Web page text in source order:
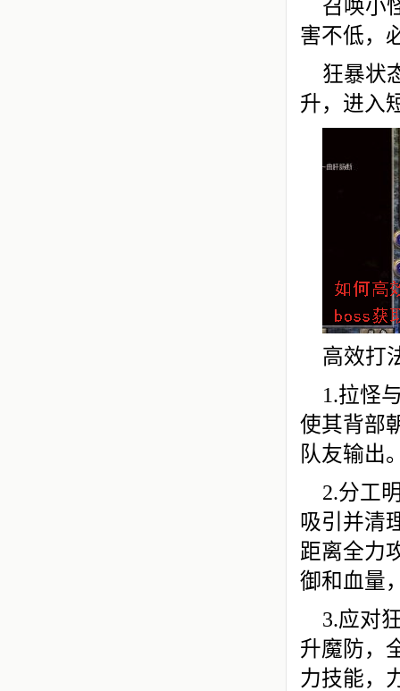
召唤小
害不低，
狂暴状
升，进入
高效打
1.拉怪
使其背部
队友输出
2.分工
吸引并清
距离全力
御和血量
3.应对
升魔防，
力技能，